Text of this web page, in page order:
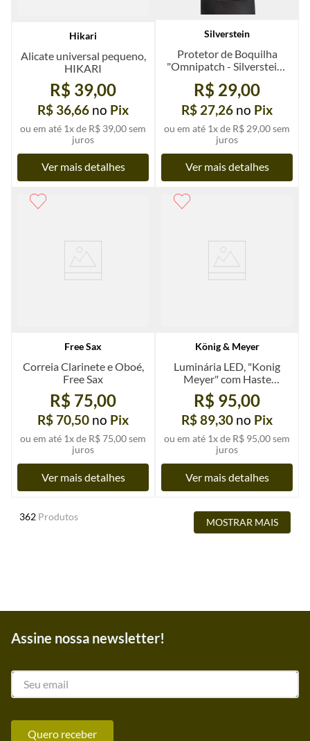
Hikari
Alicate universal pequeno,
HIKARI
R$ 39,00
R$ 36,66 no Pix
ou em até 1x de R$ 39,00sem
juros
Ver mais detalhes
Silverstein
Protetor de Boquilha
"Omnipatch - Silverstein",
R$ 29,00
R$ 27,26 no Pix
ou em até 1x de R$ 29,00sem
juros
Ver mais detalhes
Free Sax
Correia Clarinete e Oboé,
Free Sax
R$ 75,00
R$ 70,50 no Pix
ou em até 1x de R$ 75,00sem
juros
Ver mais detalhes
König & Meyer
Luminária LED, "Konig
Meyer" com Haste
Flexível
R$ 95,00
R$ 89,30 no Pix
ou em até 1x de R$ 95,00sem
juros
Ver mais detalhes
362 Produtos MOSTRAR MAIS
Assine nossa newsletter!
Quero receber